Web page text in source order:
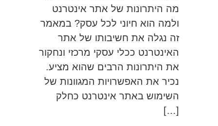
מה היתרונות של אתר אינטרנט
ולמה הוא חיוני לכל עסק? במאמר
זה נגלה את חשיבותו של אתר
האינטרנט ככלי עסקי מרכזי ונחקור
את היתרונות הרבים שהוא מציע.
נכיר את האפשרויות המגוונות של
השימוש באתר אינטרנט כחלק
[…]